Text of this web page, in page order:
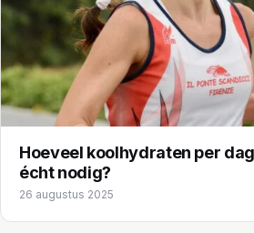
Hoeveel koolhydraten per
écht nodig?
26 augustus 2025